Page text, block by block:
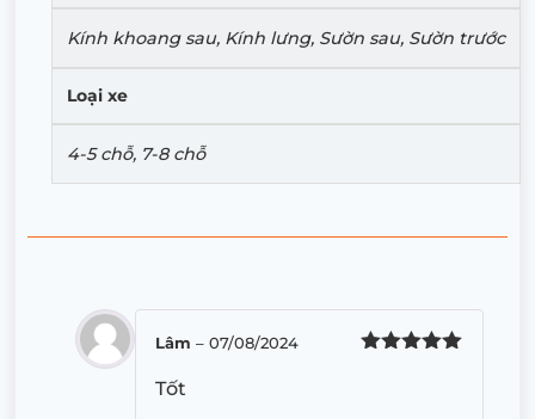
Kính khoang sau, Kính lưng, Sườn sau, Sườn trước
Loại xe
4-5 chỗ, 7-8 chỗ
Lâm – 07/08/2024
Tốt